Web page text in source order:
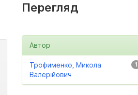
Перегляд
Автор
1
Трофименко, Микола
Валерійович